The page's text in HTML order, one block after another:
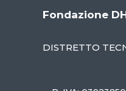
Fondazione
DISTRETTO